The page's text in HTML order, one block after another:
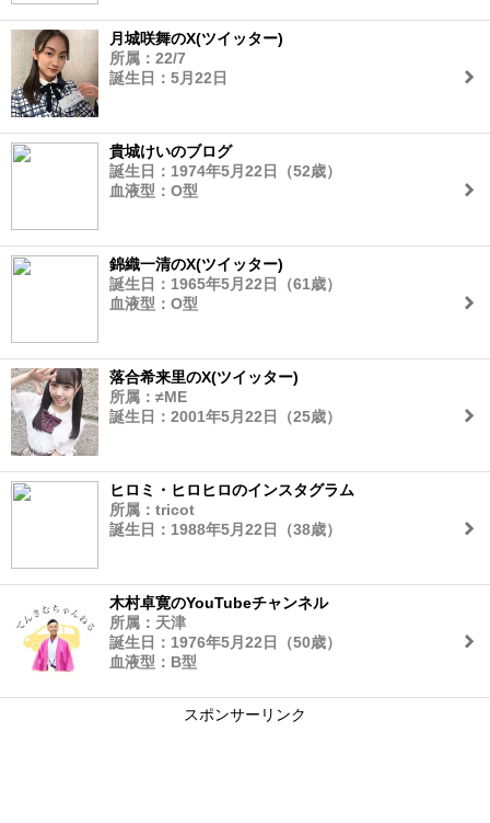
月城咲舞のX(ツイッター)
所属：22/7
誕生日：5月22日
貴城けいのブログ
誕生日：1974年5月22日（52歳）
血液型：O型
錦織一清のX(ツイッター)
誕生日：1965年5月22日（61歳）
血液型：O型
落合希来里のX(ツイッター)
所属：≠ME
誕生日：2001年5月22日（25歳）
ヒロミ・ヒロヒロのインスタグラム
所属：tricot
誕生日：1988年5月22日（38歳）
木村卓寛のYouTubeチャンネル
所属：天津
誕生日：1976年5月22日（50歳）
血液型：B型
スポンサーリンク